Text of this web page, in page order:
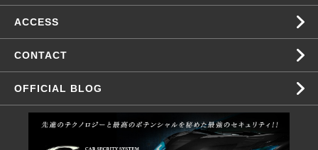
ACCESS
CONTACT
OFFICIAL BLOG